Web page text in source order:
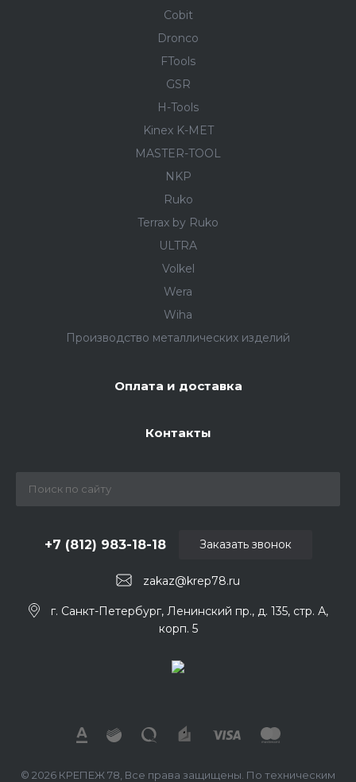
Cobit
Dronco
FTools
GSR
H-Tools
Kinex K-MET
MASTER-TOOL
NKP
Ruko
Terrax by Ruko
ULTRA
Volkel
Wera
Wiha
Производство металлических изделий
Оплата и доставка
Контакты
zakaz@krep78.ru
+7 (812) 983-18-18
г. Санкт-Петербург, Ленинский пр., д. 135, стр. А,
корп. 5
Заказать звонок
© 2026 КРЕПЕЖ 78, Все права защищены. По техническим